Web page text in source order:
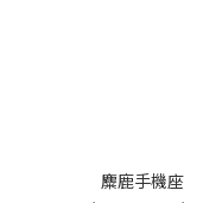
麋鹿手機座